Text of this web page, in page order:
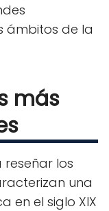
ámbitos de la
más
los
una
en el siglo XIX